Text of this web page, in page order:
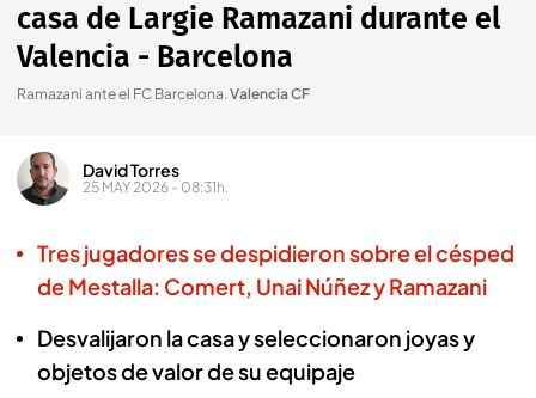
casa de Largie Ramazani durante el
Valencia - Barcelona
Ramazani ante el FC Barcelona.Valencia CF
David Torres
25 MAY 2026 - 08:31h.
Tres jugadores se despidieron sobre el césped
de Mestalla: Comert, Unai Núñez y Ramazani
Desvalijaron la casa y seleccionaron joyas y
objetos de valor de su equipaje